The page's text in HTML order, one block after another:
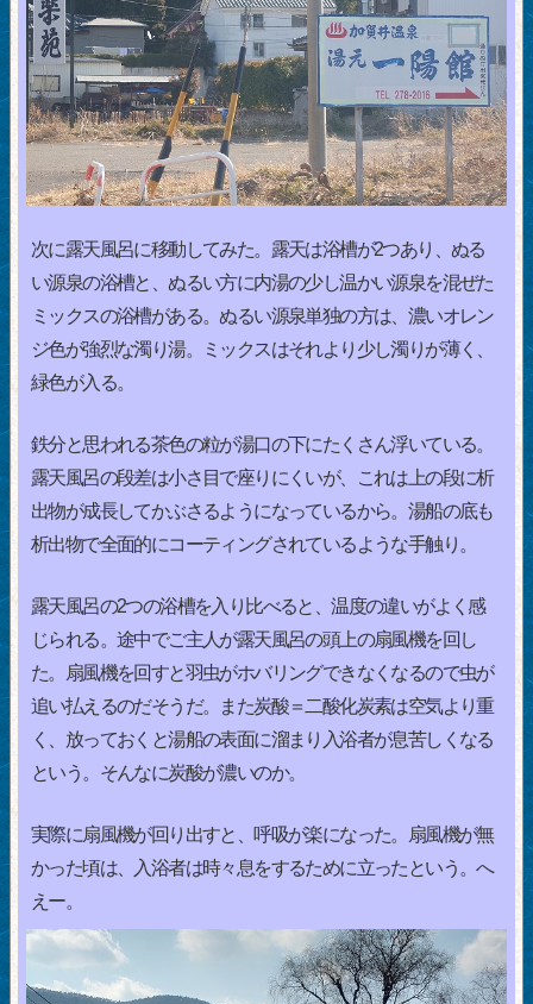
次に露天風呂に移動してみた。露天は浴槽が2つあり、ぬる
い源泉の浴槽と、ぬるい方に内湯の少し温かい源泉を混ぜた
ミックスの浴槽がある。ぬるい源泉単独の方は、濃いオレン
ジ色が強烈な濁り湯。ミックスはそれより少し濁りが薄く、
緑色が入る。
鉄分と思われる茶色の粒が湯口の下にたくさん浮いている。
露天風呂の段差は小さ目で座りにくいが、これは上の段に析
出物が成長してかぶさるようになっているから。湯船の底も
析出物で全面的にコーティングされているような手触り。
露天風呂の2つの浴槽を入り比べると、温度の違いがよく感
じられる。途中でご主人が露天風呂の頭上の扇風機を回し
た。扇風機を回すと羽虫がホバリングできなくなるので虫が
追い払えるのだそうだ。また炭酸＝二酸化炭素は空気より重
く、放っておくと湯船の表面に溜まり入浴者が息苦しくなる
という。そんなに炭酸が濃いのか。
実際に扇風機が回り出すと、呼吸が楽になった。扇風機が無
かった頃は、入浴者は時々息をするために立ったという。へ
えー。